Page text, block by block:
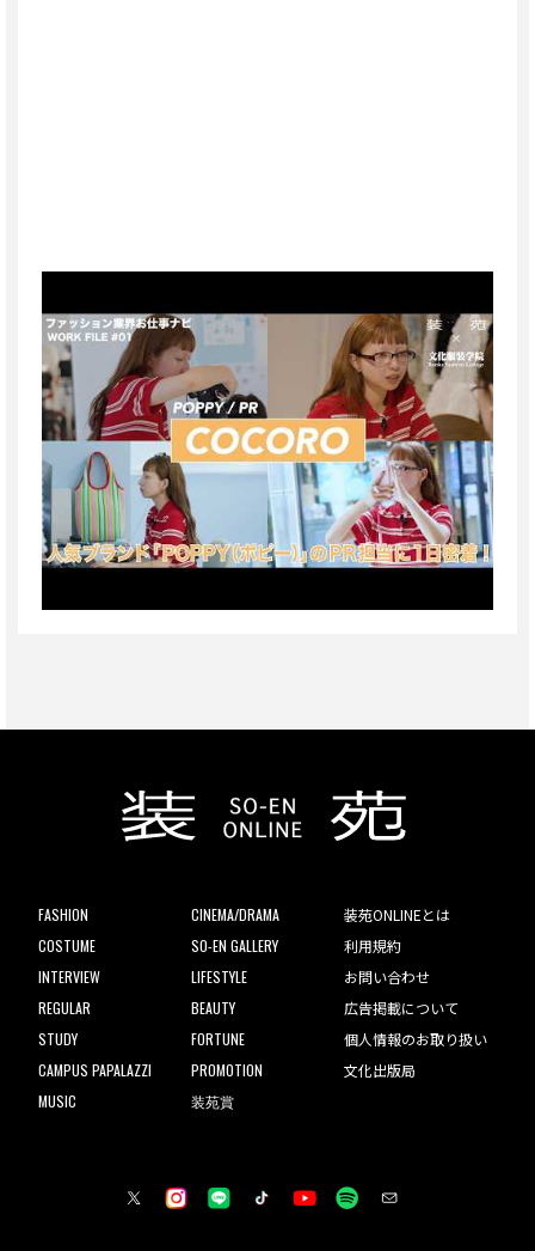
FASHION
COSTUME
INTERVIEW
REGULAR
STUDY
CAMPUS PAPALAZZI
MUSIC
CINEMA/DRAMA
SO-EN GALLERY
LIFESTYLE
BEAUTY
FORTUNE
PROMOTION
装苑賞
装苑ONLINEとは
利用規約
お問い合わせ
広告掲載について
個人情報のお取り扱い
文化出版局